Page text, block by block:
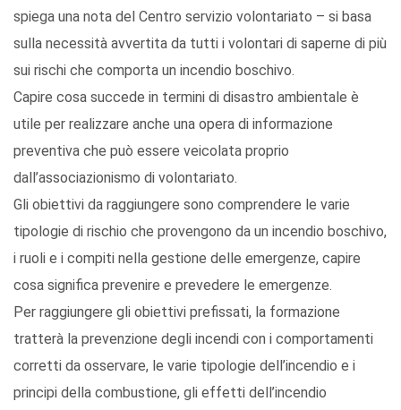
spiega una nota del Centro servizio volontariato – si basa
sulla necessità avvertita da tutti i volontari di saperne di più
sui rischi che comporta un incendio boschivo.
Capire cosa succede in termini di disastro ambientale è
utile per realizzare anche una opera di informazione
preventiva che può essere veicolata proprio
dall’associazionismo di volontariato.
Gli obiettivi da raggiungere sono comprendere le varie
tipologie di rischio che provengono da un incendio boschivo,
i ruoli e i compiti nella gestione delle emergenze, capire
cosa significa prevenire e prevedere le emergenze.
Per raggiungere gli obiettivi prefissati, la formazione
tratterà la prevenzione degli incendi con i comportamenti
corretti da osservare, le varie tipologie dell’incendio e i
principi della combustione, gli effetti dell’incendio